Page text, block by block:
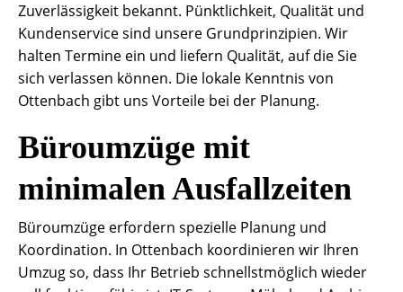
Zuverlässigkeit bekannt. Pünktlichkeit, Qualität und
Kundenservice sind unsere Grundprinzipien. Wir
halten Termine ein und liefern Qualität, auf die Sie
sich verlassen können. Die lokale Kenntnis von
Ottenbach gibt uns Vorteile bei der Planung.
Büroumzüge mit
minimalen Ausfallzeiten
Büroumzüge erfordern spezielle Planung und
Koordination. In Ottenbach koordinieren wir Ihren
Umzug so, dass Ihr Betrieb schnellstmöglich wieder